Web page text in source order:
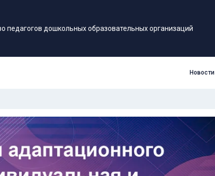
педагогов дошкольных образовательных организаций
Новости